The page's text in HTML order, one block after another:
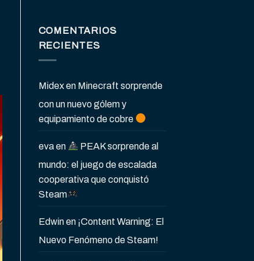
COMENTARIOS
RECIENTES
Midexen Minecraft sorprende
con un nuevo gólem y
equipamiento de cobre
evaen
PEAK sorprende al
mundo: el juego de escalada
cooperativa que conquistó
Steam
Edwinen ¡Content Warning: El
Nuevo Fenómeno de Steam!